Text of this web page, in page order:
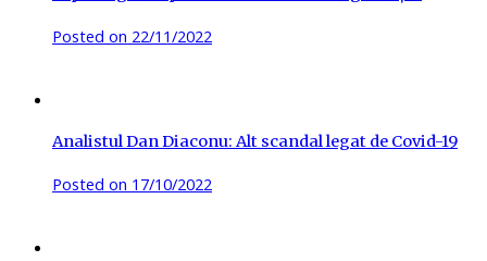
Posted on 22/11/2022
Analistul Dan Diaconu: Alt scandal legat de Covid-19
Posted on 17/10/2022